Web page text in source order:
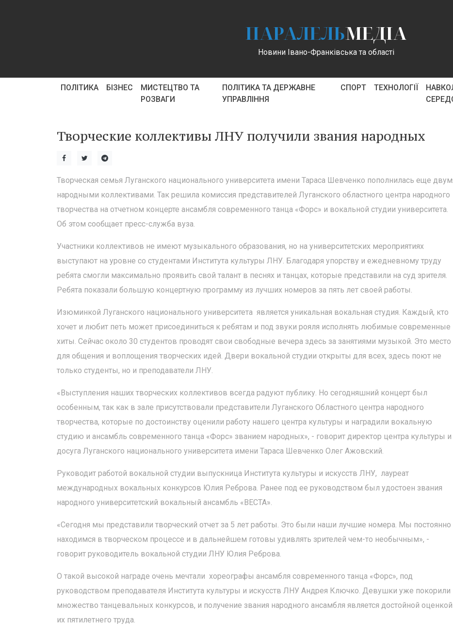
ПАРАЛЕЛЬМЕДІА
Новини Івано-Франківська та області
ПОЛІТИКА БІЗНЕС
МИСТЕЦТВО ТА
РОЗВАГИ
ПОЛІТИКА ТА ДЕРЖАВНЕ
УПРАВЛІННЯ
СПОРТ ТЕХНОЛОГІЇ
Творческие коллективы ЛНУ получили звания народных
Творческая семья Луганского национального университета имени Тараса Шевченко пополнилась еще
народными коллективами. Так решила комиссия представителей Луганского областного центра народного
творчества на отчетном концерте ансамбля современного танца «Форс» и вокальной студии университета.
Об этом сообщает пресс-служба вуза.
Участники коллективов не имеют музыкального образования, но на университетских мероприятиях
выступают на уровне со студентами Института культуры ЛНУ. Благодаря упорству и ежедневному труду
ребята смогли максимально проявить свой талант в песнях и танцах, которые представили на суд зрителя.
Ребята показали большую концертную программу из лучших номеров за пять лет своей работы.
Изюминкой Луганского национального университета является уникальная вокальная студия. Каждый, кто
хочет и любит петь может присоединиться к ребятам и под звуки рояля исполнять любимые современные
хиты. Сейчас около 30 студентов проводят свои свободные вечера здесь за занятиями музыкой. Это место
для общения и воплощения творческих идей. Двери вокальной студии открыты для всех, здесь поют не
только студенты, но и преподаватели ЛНУ.
«Выступления наших творческих коллективов всегда радуют публику. Но сегодняшний концерт был
особенным, так как в зале присутствовали представители Луганского Областного центра народного
творчества, которые по достоинству оценили работу нашего центра культуры и наградили вокальную
студию и ансамбль современного танца «Форс» званием народных», - говорит директор центра культуры и
досуга Луганского национального университета имени Тараса Шевченко Олег Ажовский.
Руководит работой вокальной студии выпускница Института культуры и искусств ЛНУ, лауреат
международных вокальных конкурсов Юлия Реброва. Ранее под ее руководством был удостоен звания
народного университетский вокальный ансамбль «ВЕСТА».
«Сегодня мы представили творческий отчет за 5 лет работы. Это были наши лучшие номера. Мы постоянно
находимся в творческом процессе и в дальнейшем готовы удивлять зрителей чем-то необычным», -
говорит руководитель вокальной студии ЛНУ Юлия Реброва.
О такой высокой награде очень мечтали хореографы ансамбля современного танца «Форс», под
руководством преподавателя Института культуры и искусств ЛНУ Андрея Ключко. Девушки уже покорили
множество танцевальных конкурсов, и получение звания народного ансамбля является достойной оценкой
их пятилетнего труда.